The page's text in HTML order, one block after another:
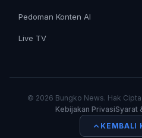
Pedoman Konten AI
Live TV
© 2026 Bungko News. Hak
Kebijakan PrivasiSyarat
KEMBALI